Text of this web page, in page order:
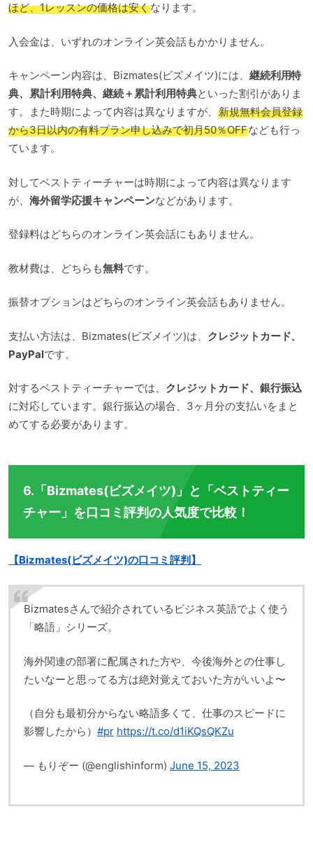
ほど、1レッスンの価格は安くなります。
入会金は、いずれのオンライン英会話もかかりません。
キャンペーン内容は、Bizmates(ビズメイツ)には、 継続利用特
典、累計利用特典、継続＋累計利用特典といった割引がありま
す。また時期によって内容は異なりますが、 新規無料会員登録
から3日以内の有料プラン申し込みで初月50％OFFなども行っ
ています。
対してベストティーチャーは時期によって内容は異なります
が、 海外留学応援キャンペーンなどがあります。
登録料はどちらのオンライン英会話にもありません。
教材費は、どちらも無料です。
振替オプションはどちらのオンライン英会話もありません。
支払い方法は、Bizmates(ビズメイツ)は、 クレジットカード、
PayPalです。
対するベストティーチャーでは、 クレジットカード、銀行振込
に対応しています。銀行振込の場合、3ヶ月分の支払いをまと
めてする必要があります。
6.「Bizmates(ビズメイツ)」と「ベストティー
チャー」を口コミ評判の人気度で比較！
【Bizmates(ビズメイツ)の口コミ評判】
Bizmatesさんで紹介されているビジネス英語でよく使う
「略語」シリーズ。
海外関連の部署に配属された方や、今後海外との仕事し
たいなーと思ってる方は絶対覚えておいた方がいいよ〜
（自分も最初分からない略語多くて、仕事のスピードに
影響したから）#pr https://t.co/d1iKQsQKZu
— もりぞー (@englishinform) June 15, 2023